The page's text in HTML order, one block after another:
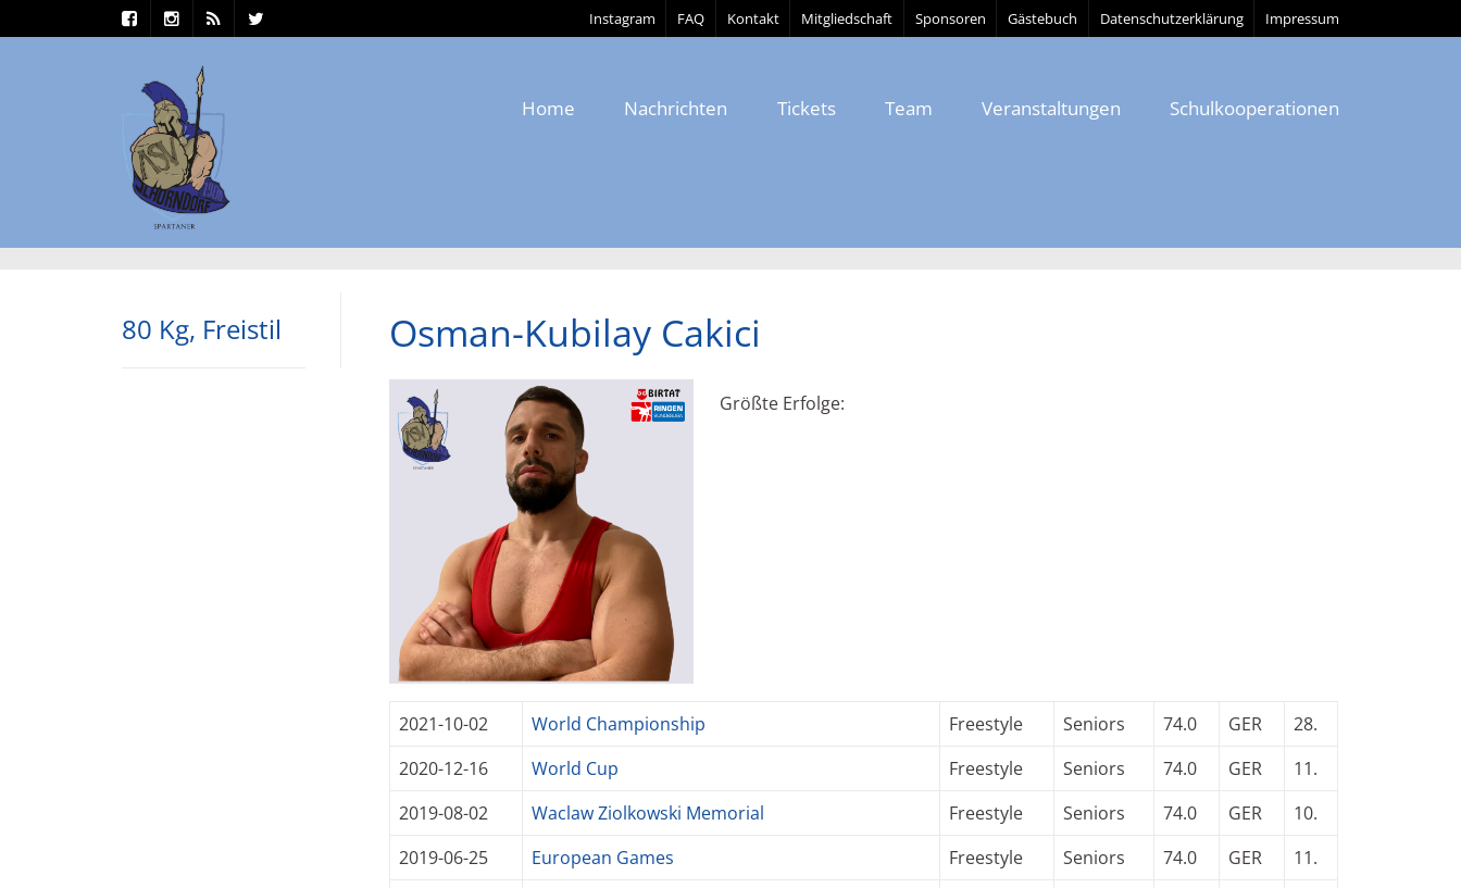
Instagram FAQ Kontakt Mitgliedschaft Sponsoren Gästebuch Datenschutzerklärung Impressum
Home Nachrichten Tickets Team Veranstaltungen Schulkooperationen
80 Kg, Freistil Osman-Kubilay Cakici
Größte Erfolge:
2021-10-02 World Championship Freestyle Seniors 74.0 GER
28.
2020-12-16
World Cup Freestyle Seniors 74.0 GER
11.
2019-08-02
Waclaw Ziolkowski Memorial Freestyle Seniors 74.0 GER
10.
2019-06-25
European Games Freestyle Seniors 74.0 GER
11.